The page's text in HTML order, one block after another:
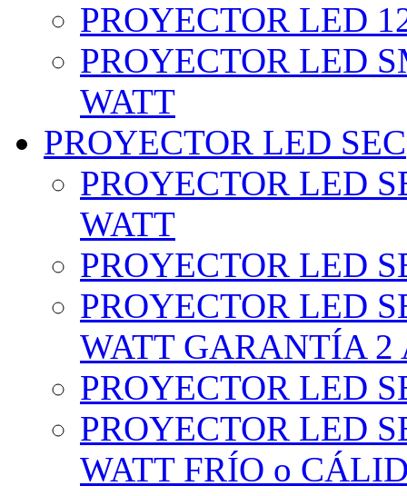
PROYECTOR LED
PROYECTOR LED
WATT
PROYECTOR LED SEC
PROYECTOR LED
WATT
PROYECTOR LED
PROYECTOR LED
WATT GARANTÍA 2
PROYECTOR LED
PROYECTOR LED
WATT FRÍO o